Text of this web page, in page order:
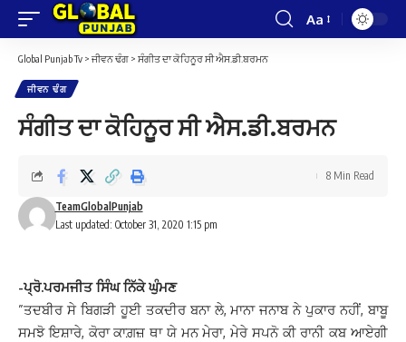
Font
Aa
Global Punjab Tv > ਜੀਵਨ ਢੰਗ > ਸੰਗੀਤ ਦਾ ਕੋਹਿਨੂਰ ਸੀ ਐਸ.ਡੀ.ਬਰਮਨ
ਜੀਵਨ ਢੰਗ
ਸੰਗੀਤ ਦਾ ਕੋਹਿਨੂਰ ਸੀ ਐਸ.ਡੀ.ਬਰਮਨ
Last updated: October 31, 2020 1:15 pm
TeamGlobalPunjab
8 Min Read
-ਪ੍ਰੋ.ਪਰਮਜੀਤ ਸਿੰਘ ਨਿੱਕੇ ਘੁੰਮਣ
”ਤਦਬੀਰ ਸੇ ਬਿਗੜੀ ਹੂਈ ਤਕਦੀਰ ਬਨਾ ਲੇ, ਮਾਨਾ ਜਨਾਬ ਨੇ ਪੁਕਾਰ ਨਹੀਂ, ਬਾਬੂ
ਸਮਝੋ ਇਸ਼ਾਰੇ, ਕੋਰਾ ਕਾਗ਼ਜ਼ ਥਾ ਯੇ ਮਨ ਮੇਰਾ, ਮੇਰੇ ਸਪਨੋ ਕੀ ਰਾਨੀ ਕਬ ਆਏਗੀ